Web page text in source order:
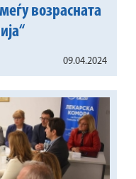
возрасната
09.04.2024